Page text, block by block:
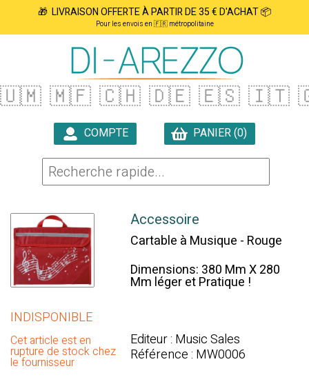
🎁 LIVRAISON OFFERTE À PARTIR DE 35 € D'ACHAT 📦
Pour les envois en 🇫🇷 métropolitaine
🇺🇲 🇲🇫 🇨🇭 🇩🇪 🇪🇸 🇮🇹
COMPTE
PANIER (0)
INDISPONIBLE
Cet article est en
rupture de stock chez
le fournisseur
Accessoire
Cartable à Musique - Rouge
Dimensions: 380 Mm X 280
Mm léger et Pratique !
Editeur : Music Sales
Référence : MW0006